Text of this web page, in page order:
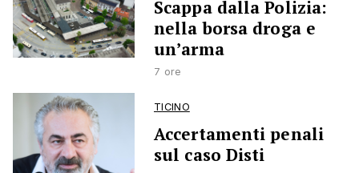
Scappa dalla Polizia:
nella borsa droga e
un’arma
7 ore
TICINO
Accertamenti penali
sul caso Disti